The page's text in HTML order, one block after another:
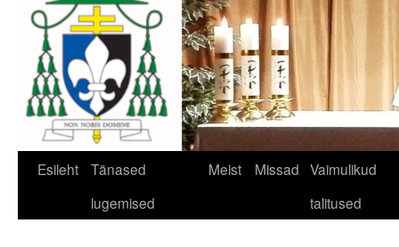
Esileht
Tänased
lugemised
Meist Missad Vaimulikud
talitused